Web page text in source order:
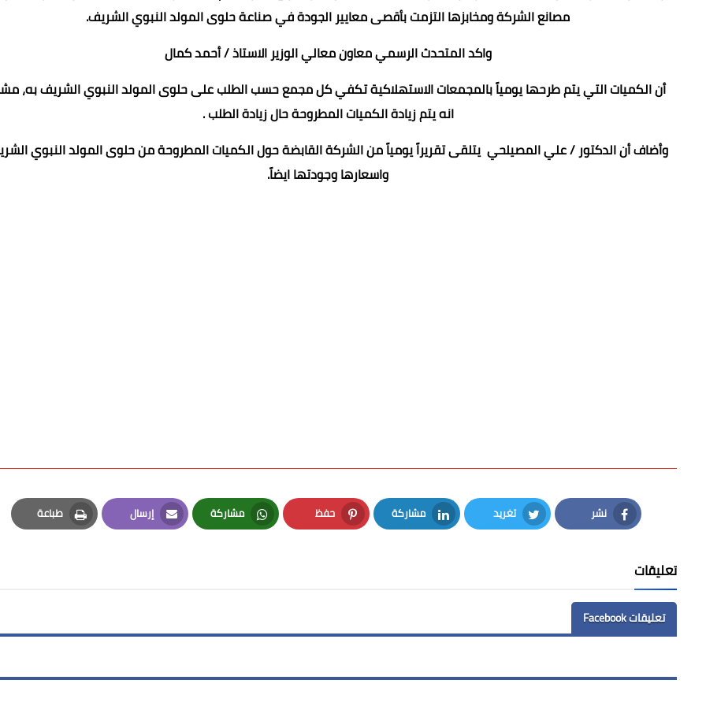
مصانع الشركة ومخابزها التزمت بأقصى معايير الجودة في صناعة حلوى المولد النبوي الشريف.
واكد المتحدث الرسمي معاون معالي الوزير الاستاذ / أحمد كمال
أن الكميات التي يتم طرحها يومياً بالمجمعات الاستهلاكية تكفي كل مجمع حسب الطلب على حلوى المولد النبوي الشريف به،
انه يتم زيادة الكميات المطروحة حال زيادة الطلب .
وأضاف أن الدكتور / علي المصيلحي يتلقى تقريراً يومياً من الشركة القابضة حول الكميات المطروحة من حلوى المولد النبوي
واسعارها وجودتها ايضاً.
نشر
Facebook
تغريد
Twitter
مشاركة
LinkedIn
حفظ
Pinterest
مشاركة
Whatsapp
إرسال
Email
طباعة
Print
تعليقات
تعليقات Facebook